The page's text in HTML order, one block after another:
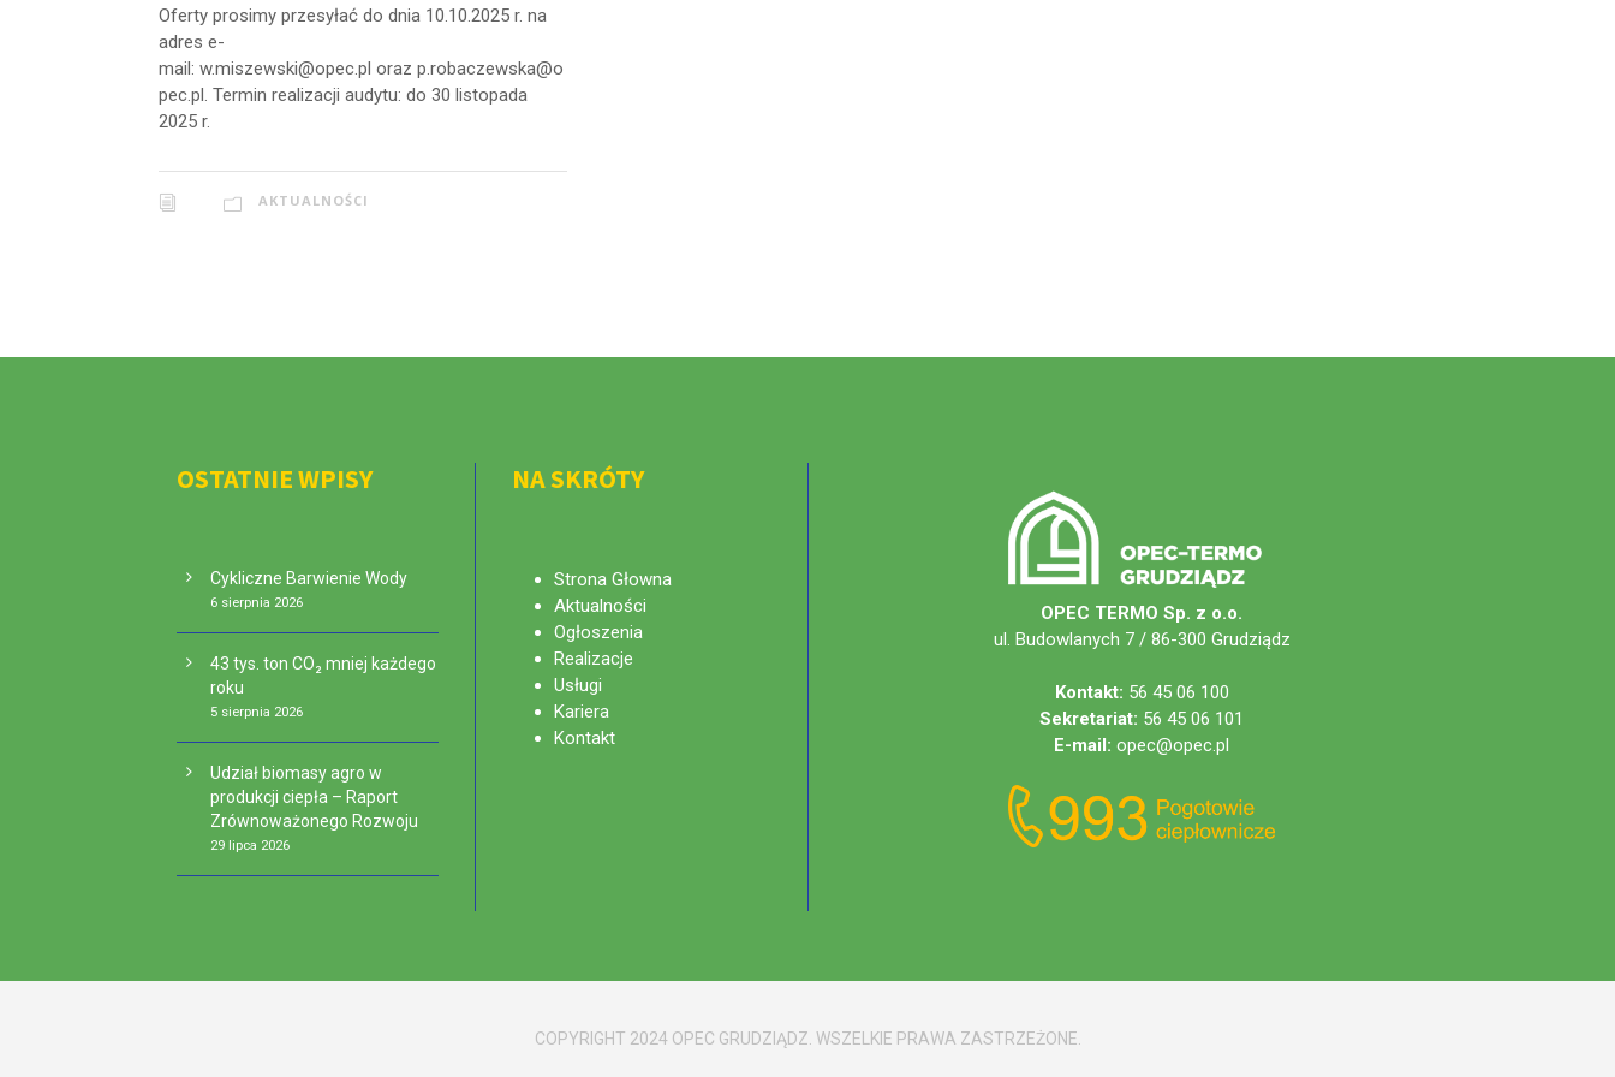
Oferty prosimy przesyłać do dnia 10.10.2025 r. na
adres e-
mail: w.miszewski@opec.pl oraz p.robaczewska@o
pec.pl. Termin realizacji audytu: do 30 listopada
2025 r.
AKTUALNOŚCI
OSTATNIE WPISY
Cykliczne Barwienie Wody
6 sierpnia 2026
43 tys. ton CO₂ mniej każdego
roku
5 sierpnia 2026
Udział biomasy agro w
produkcji ciepła – Raport
Zrównoważonego Rozwoju
29 lipca 2026
NA SKRÓTY
Strona Głowna
Aktualności
Ogłoszenia
Realizacje
Usługi
Kariera
Kontakt
OPEC TERMO Sp. z o.o.
ul. Budowlanych 7 / 86-300 Grudziądz
Kontakt: 56 45 06 100
Sekretariat: 56 45 06 101
E-mail: opec@opec.pl
COPYRIGHT 2024 OPEC GRUDZIĄDZ. WSZELKIE PRAWA ZASTRZEŻONE.